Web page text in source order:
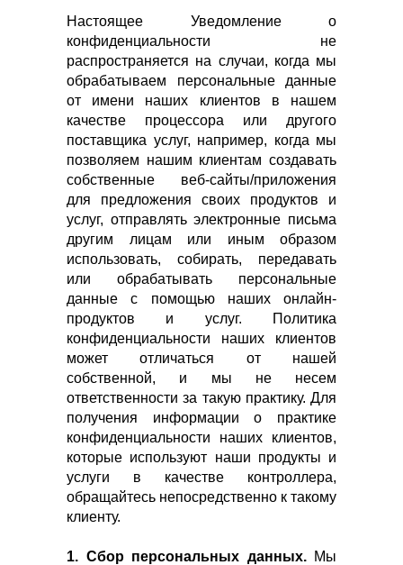
Настоящее Уведомление о
конфиденциальности не
распространяется на случаи, когда мы
обрабатываем персональные данные
от имени наших клиентов в нашем
качестве процессора или другого
поставщика услуг, например, когда мы
позволяем нашим клиентам создавать
собственные веб-сайты/приложения
для предложения своих продуктов и
услуг, отправлять электронные письма
другим лицам или иным образом
использовать, собирать, передавать
или обрабатывать персональные
данные с помощью наших онлайн-
продуктов и услуг. Политика
конфиденциальности наших клиентов
может отличаться от нашей
собственной, и мы не несем
ответственности за такую практику. Для
получения информации о практике
конфиденциальности наших клиентов,
которые используют наши продукты и
услуги в качестве контроллера,
обращайтесь непосредственно к такому
клиенту.
1. Сбор персональных данных.Мы